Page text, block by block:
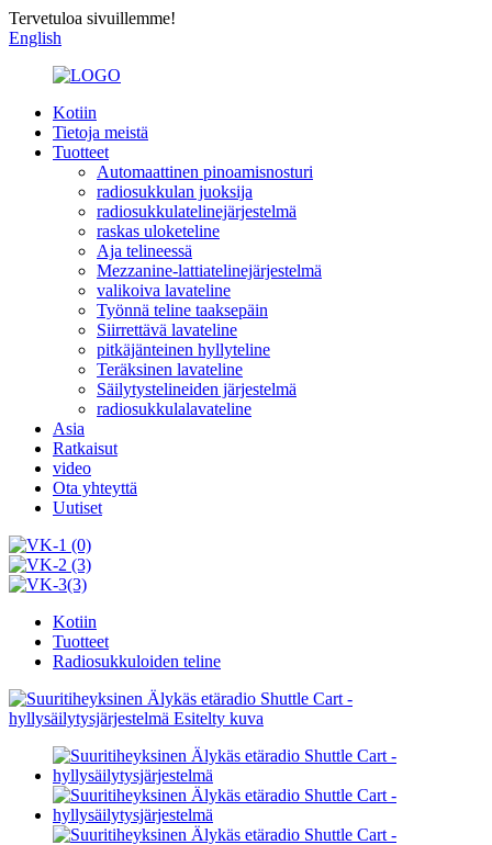
Tervetuloa sivuillemme!
English
Kotiin
Tietoja meistä
Tuotteet
Automaattinen pinoamisnosturi
radiosukkulan juoksija
radiosukkulatelinejärjestelmä
raskas uloketeline
Aja telineessä
Mezzanine-lattiatelinejärjestelmä
valikoiva lavateline
Työnnä teline taaksepäin
Siirrettävä lavateline
pitkäjänteinen hyllyteline
Teräksinen lavateline
Säilytystelineiden järjestelmä
radiosukkulalavateline
Asia
Ratkaisut
video
Ota yhteyttä
Uutiset
Kotiin
Tuotteet
Radiosukkuloiden teline